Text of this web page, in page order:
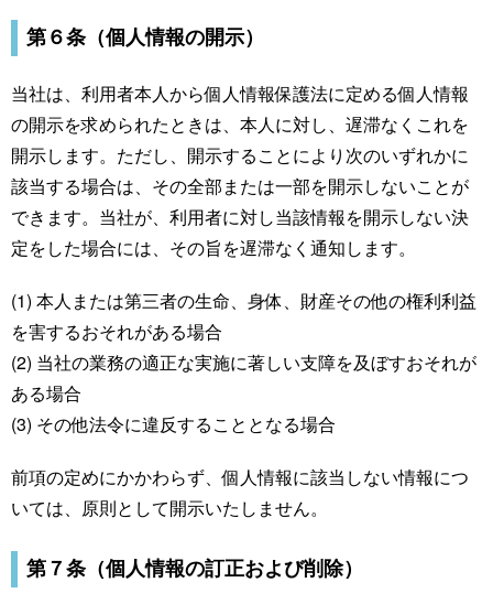
第６条（個人情報の開示）
当社は、利用者本人から個人情報保護法に定める個人情報
の開示を求められたときは、本人に対し、遅滞なくこれを
開示します。ただし、開示することにより次のいずれかに
該当する場合は、その全部または一部を開示しないことが
できます。当社が、利用者に対し当該情報を開示しない決
定をした場合には、その旨を遅滞なく通知します。
(1) 本人または第三者の生命、身体、財産その他の権利利益
を害するおそれがある場合
(2) 当社の業務の適正な実施に著しい支障を及ぼすおそれが
ある場合
(3) その他法令に違反することとなる場合
前項の定めにかかわらず、個人情報に該当しない情報につ
いては、原則として開示いたしません。
第７条（個人情報の訂正および削除）